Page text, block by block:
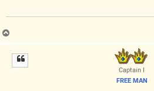
ب
ا
Captain I
FREE MAN